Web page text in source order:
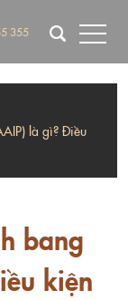
355
là gì? Điều
bang
kiện